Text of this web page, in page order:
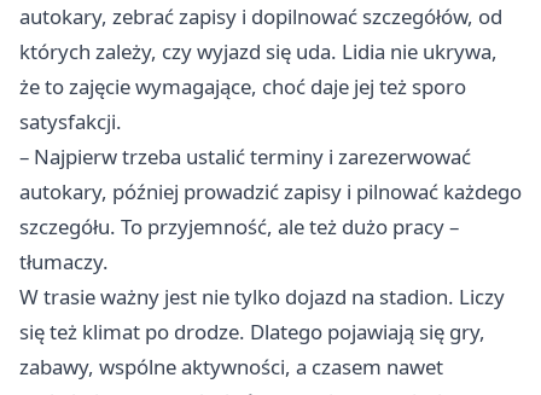
autokary, zebrać zapisy i dopilnować szczegółów, od
których zależy, czy wyjazd się uda. Lidia nie ukrywa,
że to zajęcie wymagające, choć daje jej też sporo
satysfakcji.
– Najpierw trzeba ustalić terminy i zarezerwować
autokary, później prowadzić zapisy i pilnować każdego
szczegółu. To przyjemność, ale też dużo pracy –
tłumaczy.
W trasie ważny jest nie tylko dojazd na stadion. Liczy
się też klimat po drodze. Dlatego pojawiają się gry,
zabawy, wspólne aktywności, a czasem nawet